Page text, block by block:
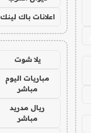
اعلانات باك لينك
يلا شوت
مباريات اليوم
مباشر
ريال مدريد
مباشر